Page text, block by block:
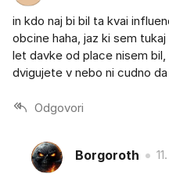
in kdo naj bi bil ta kvai
obcine haha, jaz ki sem
let davke od place nisem
dvigujete v nebo ni cudno
Odgovori
Borgoroth